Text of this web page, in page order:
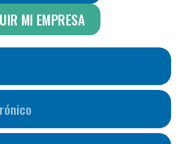
MI EMPRESA